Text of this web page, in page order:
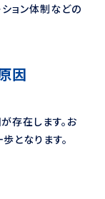
ョン体制などの
因
存在します。お
となります。